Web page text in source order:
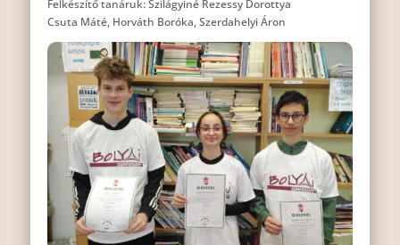
Felkészítő tanáruk: Szilágyiné Rezessy Dorottya
Csuta Máté, Horváth Boróka, Szerdahelyi Áron